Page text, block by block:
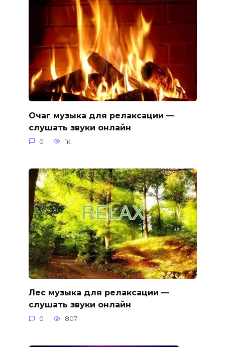
Очаг музыка для релаксации —
слушать звуки онлайн
0 1к.
Лес музыка для релаксации —
слушать звуки онлайн
0 807